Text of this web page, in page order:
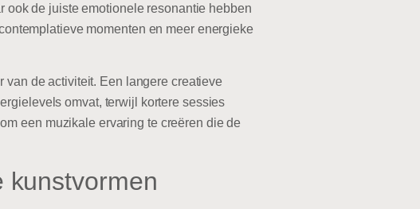
ook de juiste emotionele resonantie hebben
momenten en meer energieke
van de activiteit. Een langere creatieve
omvat, terwijl kortere sessies
een muzikale ervaring te creëren die de
kunstvormen